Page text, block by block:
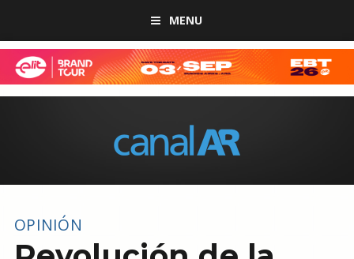
MENU
OPINIÓN